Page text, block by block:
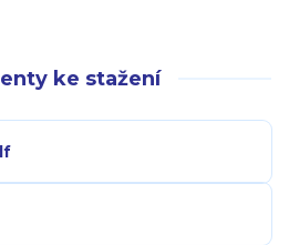
ke stažení